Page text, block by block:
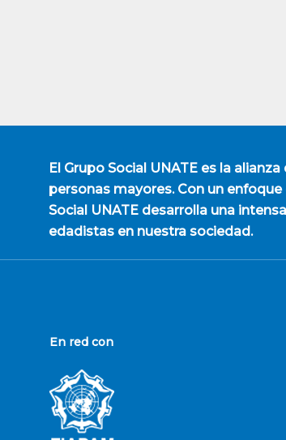
El Grupo Social UNATEes la alianza
personas mayores. Con un
Social UNATE desarrolla una
edadistas en nuestra sociedad.
En red con